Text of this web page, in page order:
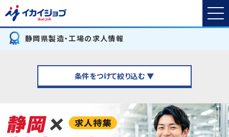
静岡県製造・工場の求人情報
条件をつけて絞り込む ▼